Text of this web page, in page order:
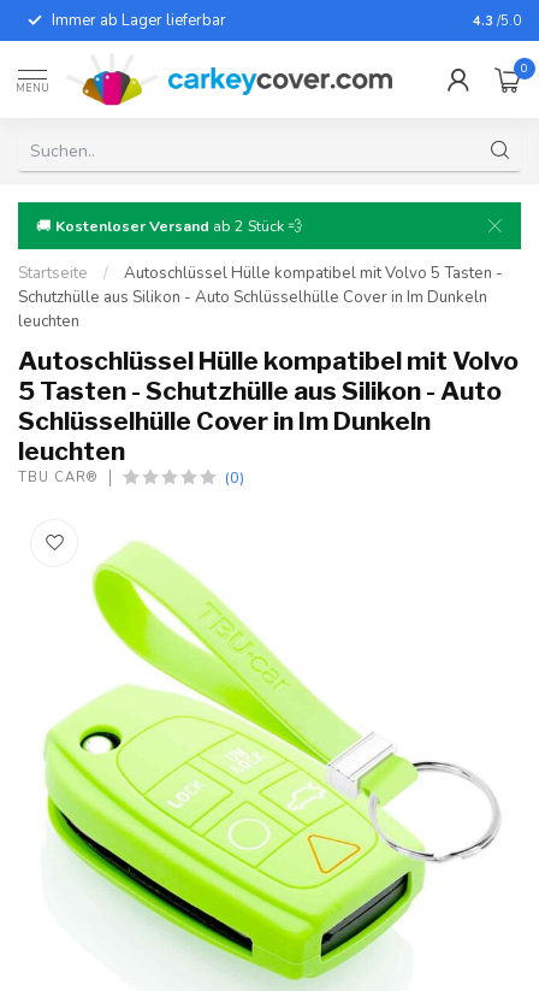
Immer ab Lager lieferbar Für fast
4.3 /5.0
MENU
0
🚚 Kostenloser Versand ab 2 Stück 💨
Startseite /
Autoschlüssel Hülle kompatibel mit Volvo 5 Tasten -
Schutzhülle aus Silikon - Auto Schlüsselhülle Cover in Im Dunkeln
leuchten
Autoschlüssel Hülle kompatibel mit Volvo
5 Tasten - Schutzhülle aus Silikon - Auto
Schlüsselhülle Cover in Im Dunkeln
leuchten
TBU CAR® (0)